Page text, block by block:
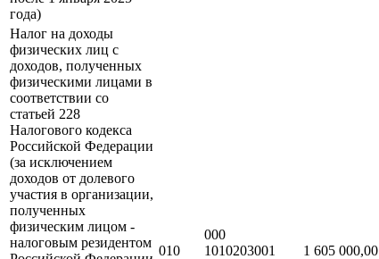
года)
Налог на доходы
физических лиц с
доходов, полученных
физическими лицами в
соответствии со
статьей 228
Налогового кодекса
Российской Федерации
(за исключением
доходов от долевого
участия в организации,
полученных
физическим лицом -
налоговым резидентом
010
000
1010203001
1 605 000,00